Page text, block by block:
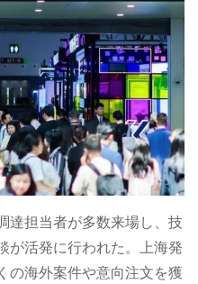
達担当者が多数来場し、技
が活発に行われた。上海発
の海外案件や意向注文を獲